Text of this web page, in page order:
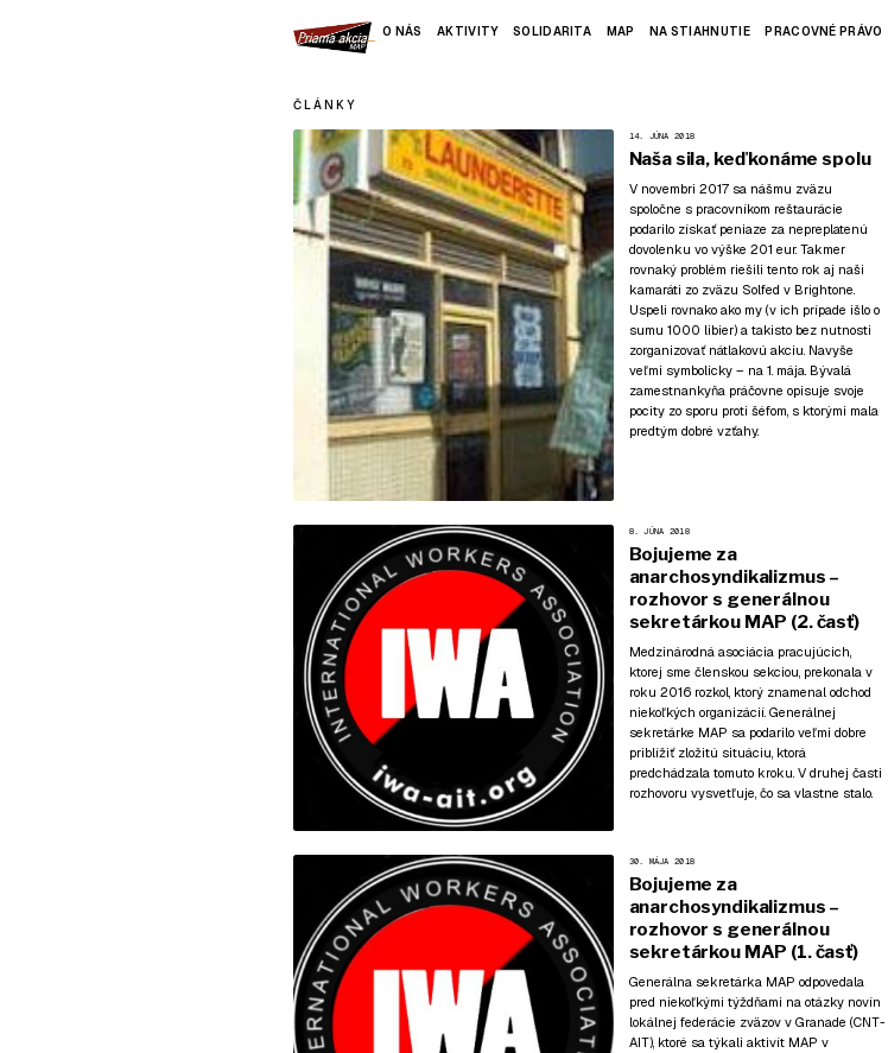
O NÁS AKTIVITY SOLIDARITA MAP NA STIAHNUTIE PRACOVNÉ PRÁVO
ČLÁNKY
14. JÚNA 2018
Naša sila, keď konáme spolu
V novembri 2017 sa nášmu zväzu
spoločne s pracovníkom reštaurácie
podarilo získať peniaze za nepreplatenú
dovolenku vo výške 201 eur. Takmer
rovnaký problém riešili tento rok aj naši
kamaráti zo zväzu Solfed v Brightone.
Uspeli rovnako ako my (v ich prípade išlo o
sumu 1000 libier) a takisto bez nutnosti
zorganizovať nátlakovú akciu. Navyše
veľmi symbolicky – na 1. mája. Bývalá
zamestnankyňa práčovne opisuje svoje
pocity zo sporu proti šéfom, s ktorými mala
predtým dobré vzťahy.
8. JÚNA 2018
Bojujeme za
anarchosyndikalizmus –
rozhovor s generálnou
sekretárkou MAP (2. časť)
Medzinárodná asociácia pracujúcich,
ktorej sme členskou sekciou, prekonala v
roku 2016 rozkol, ktorý znamenal odchod
niekoľkých organizácií. Generálnej
sekretárke MAP sa podarilo veľmi dobre
priblížiť zložitú situáciu, ktorá
predchádzala tomuto kroku. V druhej časti
rozhovoru vysvetľuje, čo sa vlastne stalo.
30. MÁJA 2018
Bojujeme za
anarchosyndikalizmus –
rozhovor s generálnou
sekretárkou MAP (1. časť)
Generálna sekretárka MAP odpovedala
pred niekoľkými týždňami na otázky novín
lokálnej federácie zväzov v Granade (CNT-
AIT), ktoré sa týkali aktivít MAP v